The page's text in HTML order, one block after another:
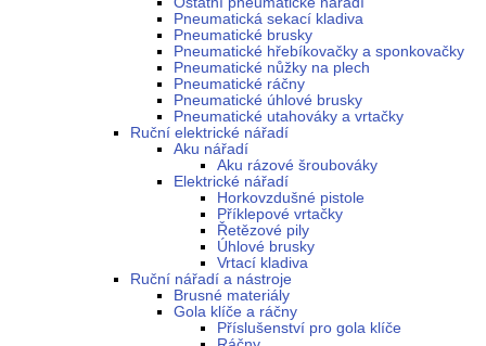
Pneumatická sekací kladiva
Pneumatické brusky
Pneumatické hřebíkovačky a sponkovačky
Pneumatické nůžky na plech
Pneumatické ráčny
Pneumatické úhlové brusky
Pneumatické utahováky a vrtačky
Ruční elektrické nářadí
Aku nářadí
Aku rázové šroubováky
Elektrické nářadí
Horkovzdušné pistole
Příklepové vrtačky
Řetězové pily
Úhlové brusky
Vrtací kladiva
Ruční nářadí a nástroje
Brusné materiály
Gola klíče a ráčny
Příslušenství pro gola klíče